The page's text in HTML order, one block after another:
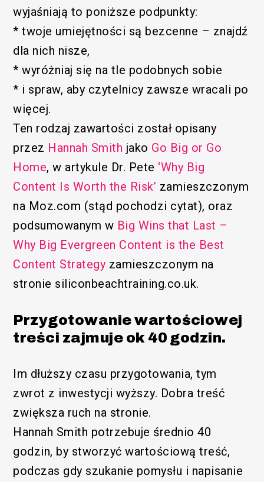
wyjaśniają to poniższe podpunkty:
* twoje umiejętności są bezcenne – znajdź
dla nich nisze,
* wyróżniaj się na tle podobnych sobie
* i spraw, aby czytelnicy zawsze wracali po
więcej.
Ten rodzaj zawartości został opisany
przez Hannah Smith jako Go Big or Go
Home, w artykule Dr. Pete ‘Why Big
Content Is Worth the Risk’ zamieszczonym
na Moz.com (stąd pochodzi cytat), oraz
podsumowanym w Big Wins that Last –
Why Big Evergreen Content is the Best
Content Strategy zamieszczonym na
stronie siliconbeachtraining.co.uk.
Przygotowanie wartościowej
treści zajmuje ok 40 godzin.
Im dłuższy czasu przygotowania, tym
zwrot z inwestycji wyższy. Dobra treść
zwiększa ruch na stronie.
Hannah Smith potrzebuje średnio 40
godzin, by stworzyć wartościową treść,
podczas gdy szukanie pomysłu i napisanie